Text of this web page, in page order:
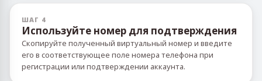
ШАГ 4
Используйте номер для подтверждения
Скопируйте полученный виртуальный номер и введите
его в соответствующее поле номера телефона при
регистрации или подтверждении аккаунта.